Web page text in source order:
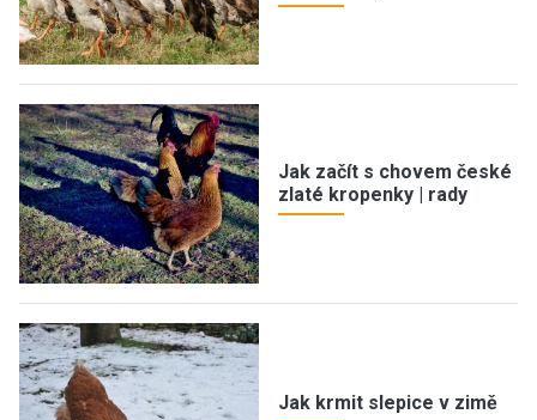
Jak začít s chovem české
zlaté kropenky | rady
Jak krmit slepice v zimě